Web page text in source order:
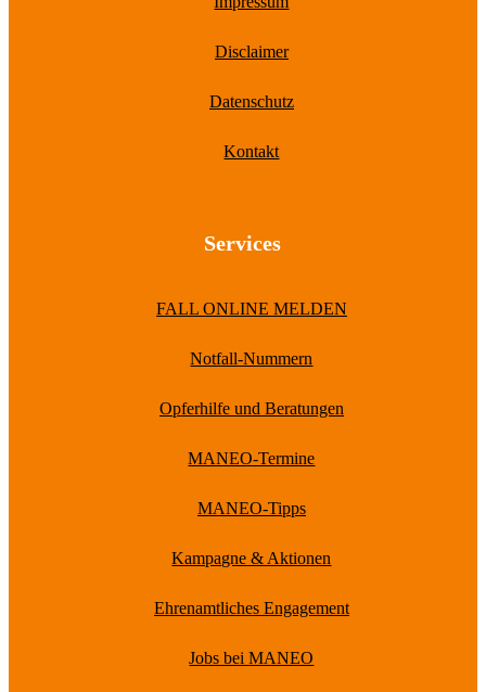
Disclaimer
Datenschutz
Kontakt
Services
FALL ONLINE MELDEN
Notfall-Nummern
Opferhilfe und Beratungen
MANEO-Termine
MANEO-Tipps
Kampagne & Aktionen
Ehrenamtliches Engagement
Jobs bei MANEO